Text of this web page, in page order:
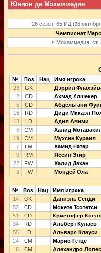
Юнион де Мохаммедия
26 сезон, 65 ИД (26
Чемпионат
г. Мохаммедия, ст.
№ Поз Нац Имя игрока
23
GK Дэррил
2
CD Ахмад Алшекер
5
CD Абдельгани
16
RD Диди Микаэл
13
LD Адил Амими
6
CM Халид
19
CM Мухсин Кураил
7
LM Хамид Натер
9
RM Яссин Этир
22
FW Халид Дахан
3
FW Мондей Ола
№ Поз Нац Имя игрока
14
GK Даниэль Сенди
52
CD Мокете Тсотетси
51
CD Кристофер
34
RD Альберт Кулаев
55
LD Альваро Клауси
24
CM Марио Гётце
6
CM Алехандро Лопес